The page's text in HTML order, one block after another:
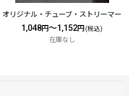
オリジナル・チューブ・ストリーマー
1,048円～1,152円 (税込)
在庫なし